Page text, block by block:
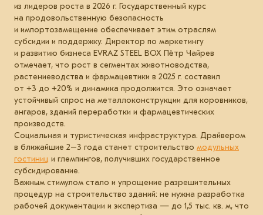
из лидеров роста в 2026 г. Государственный курс
на продовольственную безопасность
и импортозамещение обеспечивает этим отраслям
субсидии и поддержку. Директор по маркетингу
и развитию бизнеса EVRAZ STEEL BOX Пётр Чайрев
отмечает, что рост в сегментах животноводства,
растениеводства и фармацевтики в 2025 г. составил
от +3 до +20% и динамика продолжится. Это означает
устойчивый спрос на металлоконструкции для коровников,
ангаров, зданий переработки и фармацевтических
производств.
Социальная и туристическая инфраструктура. Драйвером
в ближайшие 2–3 года станет строительство модульных
гостиниц и глемпингов, получивших государственное
субсидирование.
Важным стимулом стало и упрощение разрешительных
процедур на строительство зданий: не нужна разработка
рабочей документации и экспертиза — до 1,5 тыс. кв. м, что